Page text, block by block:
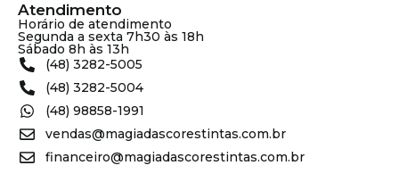
Atendimento
Horário de atendimento
Segunda a sexta 7h30 às 18h
Sábado 8h às 13h
(48) 3282-5005
(48) 3282-5004
(48) 98858-1991
vendas@magiadascorestintas.com.br
financeiro@magiadascorestintas.com.br